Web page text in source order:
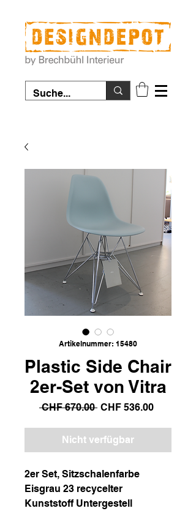
Artikelnummer: 15480
Plastic Side Chair
2er-Set von Vitra
CHF 670.00 Standardpreis
CHF 536.00Sale-
Nicht verfügbar
2er Set, Sitzschalenfarbe
Eisgrau 23 recycelter
Kunststoff Untergestell